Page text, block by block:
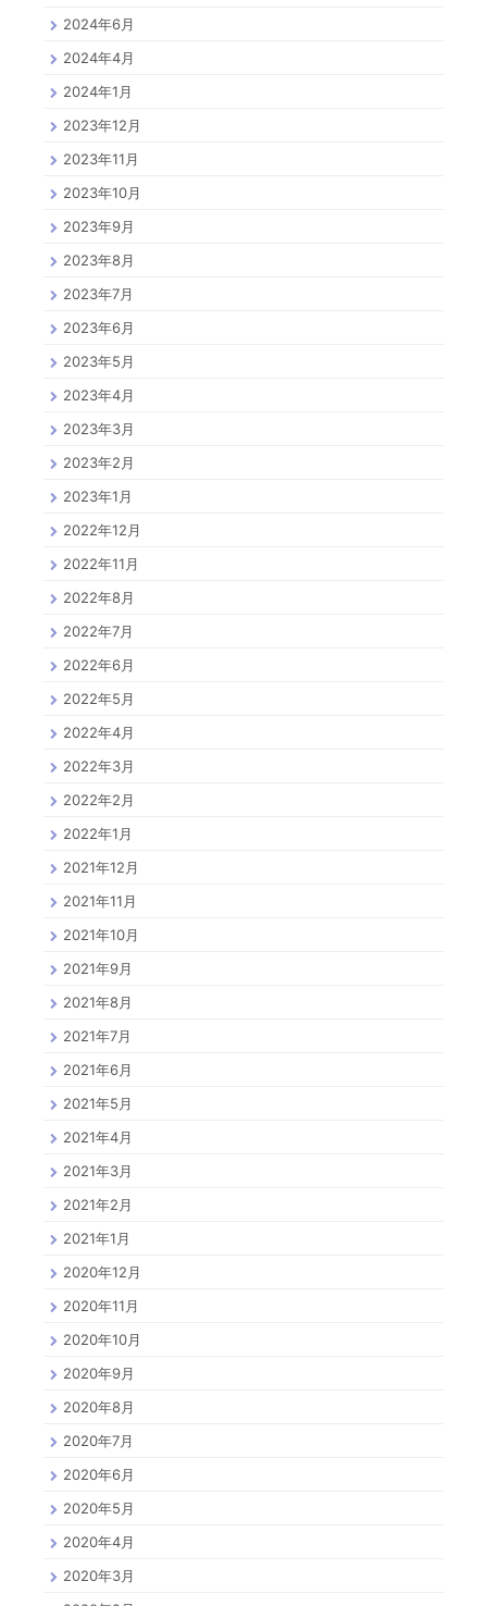
2024年6月
2024年4月
2024年1月
2023年12月
2023年11月
2023年10月
2023年9月
2023年8月
2023年7月
2023年6月
2023年5月
2023年4月
2023年3月
2023年2月
2023年1月
2022年12月
2022年11月
2022年8月
2022年7月
2022年6月
2022年5月
2022年4月
2022年3月
2022年2月
2022年1月
2021年12月
2021年11月
2021年10月
2021年9月
2021年8月
2021年7月
2021年6月
2021年5月
2021年4月
2021年3月
2021年2月
2021年1月
2020年12月
2020年11月
2020年10月
2020年9月
2020年8月
2020年7月
2020年6月
2020年5月
2020年4月
2020年3月